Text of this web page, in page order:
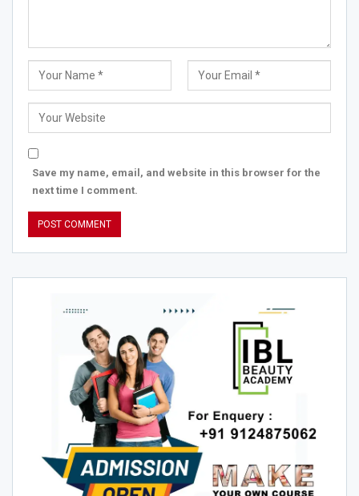
Save my name, email, and website in this browser for the
next time I comment.